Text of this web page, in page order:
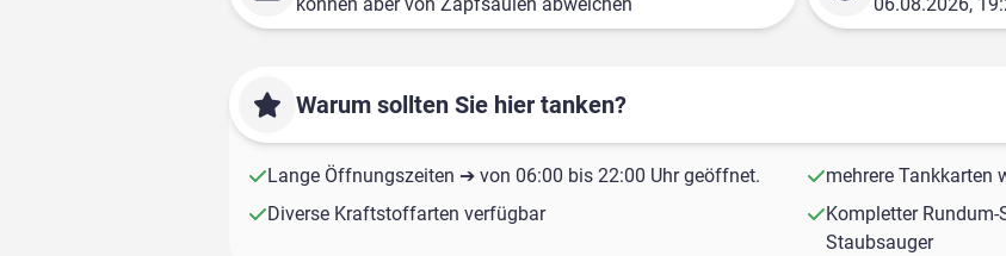
Warum sollten Sie hier tanken?
Lange Öffnungszeiten ➔ von 06:00 bis 22:00 Uhr geöffnet.
mehrere Tankkarten
Diverse Kraftstoffarten verfügbar
Kompletter
Staubsauger